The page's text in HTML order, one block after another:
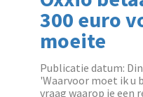
300 euro
moeite
Publicatie datum:
'Waarvoor moet ik u
vraag waarop je een